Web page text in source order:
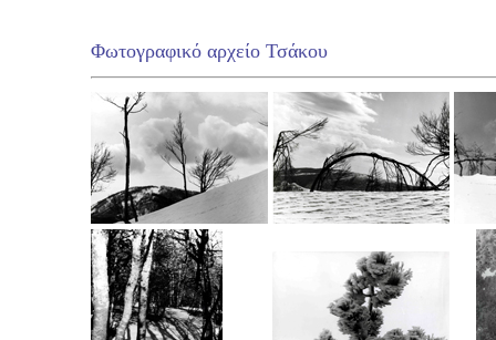
Φωτογραφικό αρχείο Τσάκου